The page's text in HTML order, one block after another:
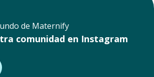
de Maternify
comunidad en Instagram